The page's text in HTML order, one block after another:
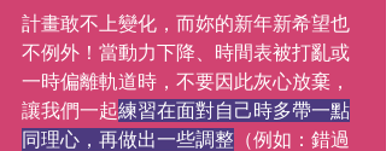
計畫敢不上變化，而妳的新年新希望也
不例外！當動力下降、時間表被打亂或
一時偏離軌道時，不要因此灰心放棄，
讓我們一起練習在面對自己時多帶一點
同理心，再做出一些調整 （例如：錯過